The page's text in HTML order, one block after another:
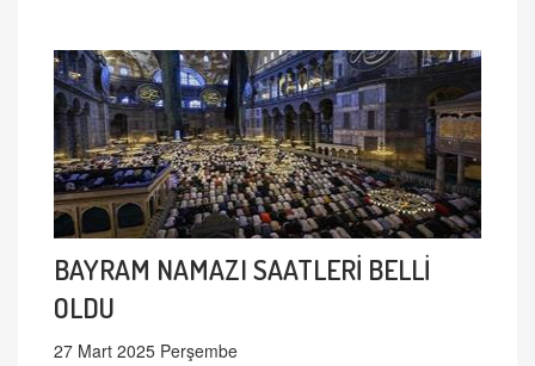
BAYRAM NAMAZI SAATLERİ BELLİ
OLDU
27 Mart 2025 Perşembe